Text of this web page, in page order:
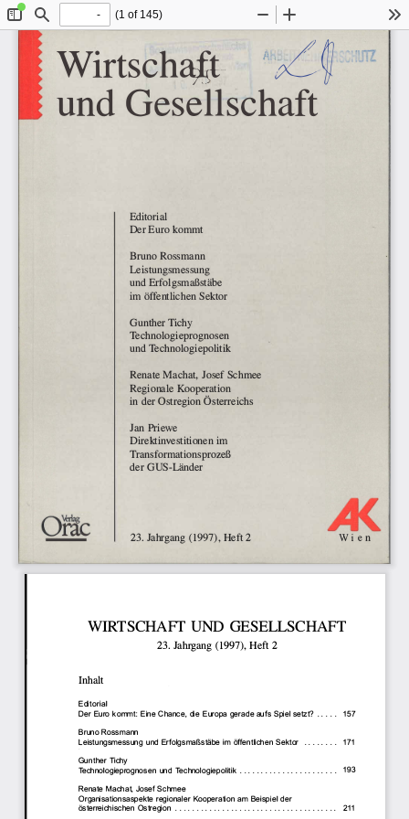
Toggle
Sidebar
Find
(1 of 145)
Zoom
Wirtscha#- L�
und Gesellschaft
Editorial
Der Euro kommt
Bruno Rossmann
Leistungsmessung
und Erfolgsmaßstäbe
im öffentlichen Sektor
Gunther Tichy
Technologieprognosen
und Technologiepolitik
Renate Mac hat, J osef Schmee
Regionale Kooperation
in der Ostregion Österreichs
Jan Priewe
Direktinvestitionen im
Transformationsprozeß
der GUS-Länder
23. Jahrgang (1997), Heft 2 Wien
WIRTSCHAFT UND GESELLSCHAFT
23. Jahrgang (1997), Heft 2
Inhalt
Editorial
Der Euro kommt: Eine Chance, die Europa gerade aufs Spiel setzt? 157
Bruno Rossmann
Leistungsmessung und Erfolgsmaßstäbe im öffentlichen Sektor  . . . . . . . . 171
Gunther Tichy
Technologieprognosen und  Technologiepolitik 193
Renate Machat, Josef Schmee
Organisationsaspekte regionaler Kooperation am Beispiel der
Österreichischen Ostregion 211